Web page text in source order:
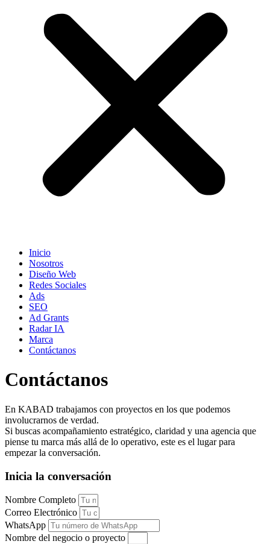
Inicio
Nosotros
Diseño Web
Redes Sociales
Ads
SEO
Ad Grants
Radar IA
Marca
Contáctanos
Contáctanos
En KABAD trabajamos con proyectos en los que podemos
involucrarnos de verdad.
Si buscas acompañamiento estratégico, claridad y una agencia que
piense tu marca más allá de lo operativo, este es el lugar para
empezar la conversación.
Inicia la conversación
Nombre Completo
Correo Electrónico
WhatsApp
Nombre del negocio o proyecto